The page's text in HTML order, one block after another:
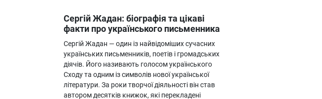
Про нас
Сергій Жадан: біографія та цікаві
факти про українського письменника
Сергій Жадан — один із найвідоміших сучасних
українських письменників, поетів і громадських
діячів. Його називають голосом українського
Сходу та одним із символів нової української
літератури. За роки творчої діяльності він став
автором десятків книжок, які перекладені